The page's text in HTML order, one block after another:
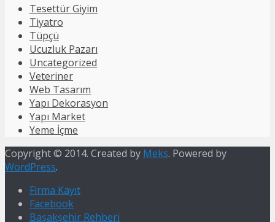
Tesettür Giyim
Tiyatro
Tüpçü
Ucuzluk Pazarı
Uncategorized
Veteriner
Web Tasarım
Yapı Dekorasyon
Yapı Market
Yeme İçme
Copyright © 2014. Created by Meks. Powered by
WordPress.
Firma Kayıt
Facebook
Başakşehir Rehberi